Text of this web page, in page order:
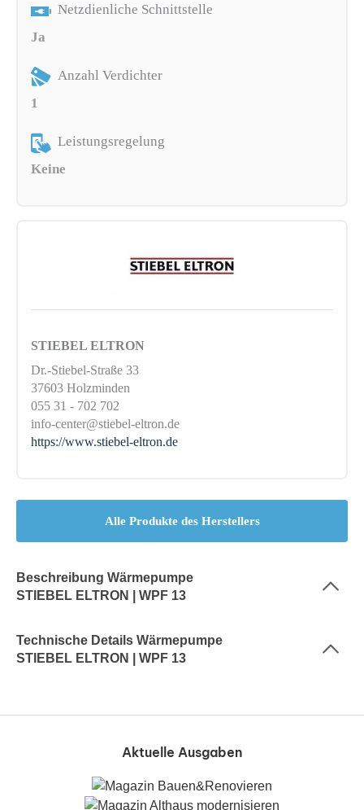
Netzdienliche Schnittstelle
Ja
Anzahl Verdichter
1
Leistungsregelung
Keine
STIEBEL ELTRON
Dr.-Stiebel-Straße 33
37603 Holzminden
055 31 - 702 702
info-center@stiebel-eltron.de
https://www.stiebel-eltron.de
Alle Produkte des Herstellers
Beschreibung Wärmepumpe
STIEBEL ELTRON | WPF 13
Technische Details Wärmepumpe
STIEBEL ELTRON | WPF 13
Aktuelle Ausgaben